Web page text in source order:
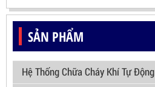
SẢN PHẨM
Hệ Thống Chữa Cháy Khí Tự Động